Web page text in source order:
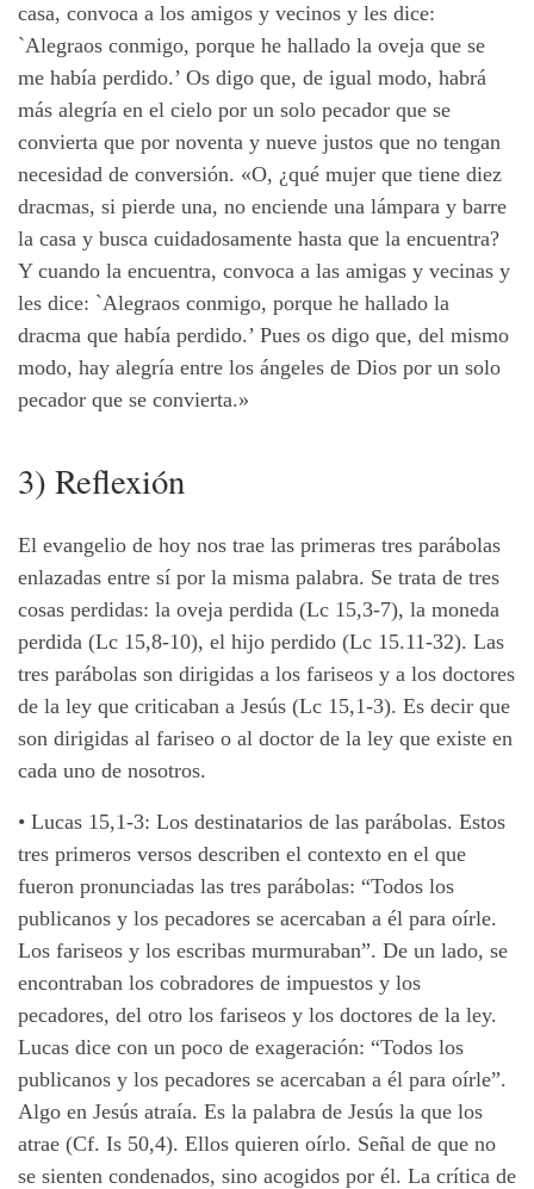
casa, convoca a los amigos y vecinos y les dice:
`Alegraos conmigo, porque he hallado la oveja que se
me había perdido.’ Os digo que, de igual modo, habrá
más alegría en el cielo por un solo pecador que se
convierta que por noventa y nueve justos que no tengan
necesidad de conversión. «O, ¿qué mujer que tiene diez
dracmas, si pierde una, no enciende una lámpara y barre
la casa y busca cuidadosamente hasta que la encuentra?
Y cuando la encuentra, convoca a las amigas y vecinas y
les dice: `Alegraos conmigo, porque he hallado la
dracma que había perdido.’ Pues os digo que, del mismo
modo, hay alegría entre los ángeles de Dios por un solo
pecador que se convierta.»
3) Reflexión
El evangelio de hoy nos trae las primeras tres parábolas
enlazadas entre sí por la misma palabra. Se trata de tres
cosas perdidas: la oveja perdida (Lc 15,3-7), la moneda
perdida (Lc 15,8-10), el hijo perdido (Lc 15.11-32). Las
tres parábolas son dirigidas a los fariseos y a los doctores
de la ley que criticaban a Jesús (Lc 15,1-3). Es decir que
son dirigidas al fariseo o al doctor de la ley que existe en
cada uno de nosotros.
• Lucas 15,1-3: Los destinatarios de las parábolas. Estos
tres primeros versos describen el contexto en el que
fueron pronunciadas las tres parábolas: “Todos los
publicanos y los pecadores se acercaban a él para oírle.
Los fariseos y los escribas murmuraban”. De un lado, se
encontraban los cobradores de impuestos y los
pecadores, del otro los fariseos y los doctores de la ley.
Lucas dice con un poco de exageración: “Todos los
publicanos y los pecadores se acercaban a él para oírle”.
Algo en Jesús atraía. Es la palabra de Jesús la que los
atrae (Cf. Is 50,4). Ellos quieren oírlo. Señal de que no
se sienten condenados, sino acogidos por él. La crítica de